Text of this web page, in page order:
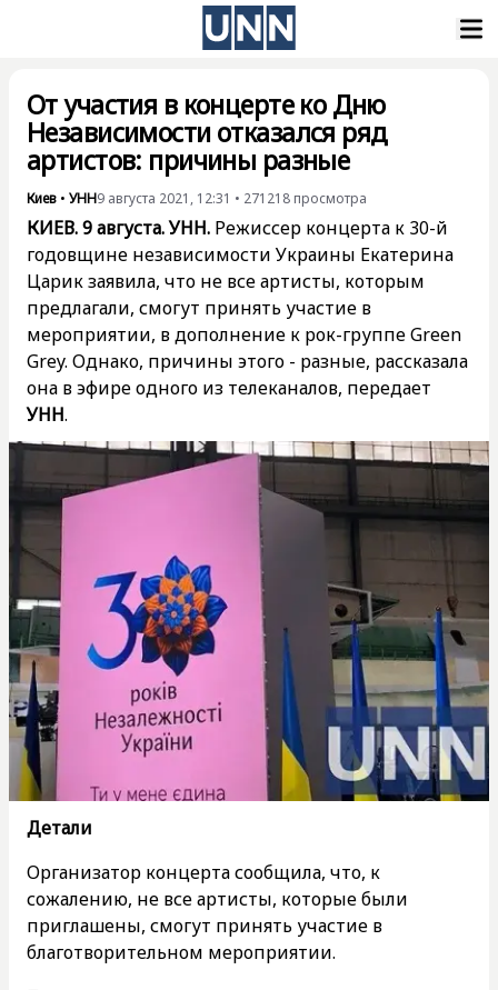
От участия в концерте ко Дню
Независимости отказался ряд
артистов: причины разные
Киев • УНН9 августа 2021, 12:31 • 271218 просмотра
КИЕВ. 9 августа. УНН. Режиссер концерта к 30-й
годовщине независимости Украины Екатерина
Царик заявила, что не все артисты, которым
предлагали, смогут принять участие в
мероприятии, в дополнение к рок-группе Green
Grey. Однако, причины этого - разные, рассказала
она в эфире одного из телеканалов, передает
УНН.
Детали
Организатор концерта сообщила, что, к
сожалению, не все артисты, которые были
приглашены, смогут принять участие в
благотворительном мероприятии.